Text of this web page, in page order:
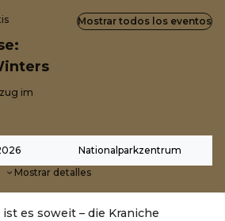
im
Nationalparkzentrum
Mostrar detalles
Mostrar todos los eventos
es soweit – die Kraniche